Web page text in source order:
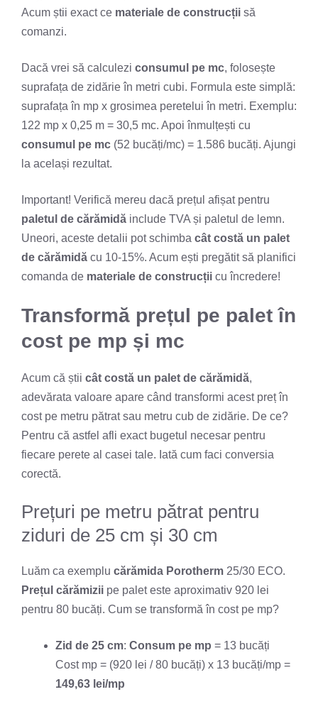
Acum știi exact ce materiale de construcții să
comanzi.
Dacă vrei să calculezi consumul pe mc, folosește
suprafața de zidărie în metri cubi. Formula este simplă:
suprafața în mp x grosimea peretelui în metri. Exemplu:
122 mp x 0,25 m = 30,5 mc. Apoi înmulțești cu
consumul pe mc (52 bucăți/mc) = 1.586 bucăți. Ajungi
la același rezultat.
Important! Verifică mereu dacă prețul afișat pentru
paletul de cărămidă include TVA și paletul de lemn.
Uneori, aceste detalii pot schimba cât costă un palet
de cărămidă cu 10-15%. Acum ești pregătit să planifici
comanda de materiale de construcții cu încredere!
Transformă prețul pe palet în
cost pe mp și mc
Acum că știi cât costă un palet de cărămidă,
adevărata valoare apare când transformi acest preț în
cost pe metru pătrat sau metru cub de zidărie. De ce?
Pentru că astfel afli exact bugetul necesar pentru
fiecare perete al casei tale. Iată cum faci conversia
corectă.
Prețuri pe metru pătrat pentru
ziduri de 25 cm și 30 cm
Luăm ca exemplu cărămida Porotherm 25/30 ECO.
Prețul cărămizii pe palet este aproximativ 920 lei
pentru 80 bucăți. Cum se transformă în cost pe mp?
Zid de 25 cm: Consum pe mp = 13 bucăți
Cost mp = (920 lei / 80 bucăți) x 13 bucăți/mp =
149,63 lei/mp